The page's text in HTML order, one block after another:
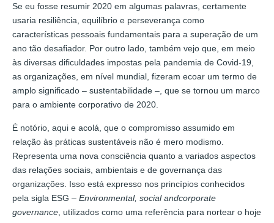
Se eu fosse resumir 2020 em algumas palavras, certamente
usaria resiliência, equilíbrio e perseverança como
características pessoais fundamentais para a superação de um
ano tão desafiador. Por outro lado, também vejo que, em meio
às diversas dificuldades impostas pela pandemia de Covid-19,
as organizações, em nível mundial, fizeram ecoar um termo de
amplo significado – sustentabilidade –, que se tornou um marco
para o ambiente corporativo de 2020.
É notório, aqui e acolá, que o compromisso assumido em
relação às práticas sustentáveis não é mero modismo.
Representa uma nova consciência quanto a variados aspectos
das relações sociais, ambientais e de governança das
organizações. Isso está expresso nos princípios conhecidos
pela sigla ESG – Environmental, social andcorporate
governance , utilizados como uma referência para nortear o hoje